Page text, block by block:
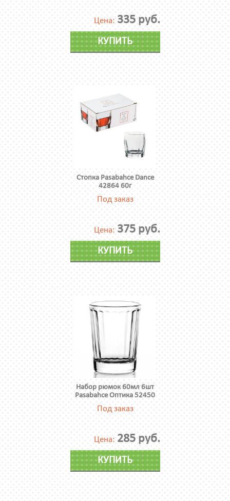
Цена: 335 руб.
КУПИТЬ
Стопка Pasabahce Dance
42864 60г
Под заказ
Цена: 375 руб.
КУПИТЬ
Набор рюмок 60мл 6шт
Pasabahce Оптика 52450
Под заказ
Цена: 285 руб.
КУПИТЬ